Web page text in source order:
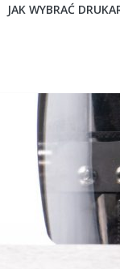
JAK WYBRAĆ
Druk 3D - nowa
druku 3D
Redakcja 0